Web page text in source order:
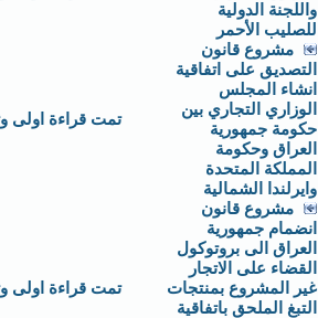
واللجنة الدولية
للصليب الأحمر
مشروع قانون
التصديق على اتفاقية
انشاء المجلس
الوزاري التجاري بين
حكومة جمهورية
العراق وحكومة
المملكة المتحدة
وايرلندا الشمالية
تمت قراءة اولى
مشروع قانون
انضمام جمهورية
العراق الى بروتوكول
القضاء على الاتجار
غير المشروع بمنتجات
التبغ الملحق باتفاقية
تمت قراءة اولى